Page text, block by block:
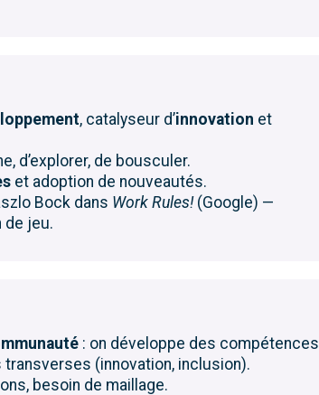
, catalyseur d’innovation et
d’explorer, de bousculer.
et adoption de nouveautés.
Bock dans Work Rules!(Google) —
de jeu.
: on développe des compétences
(innovation, inclusion).
besoin de maillage.